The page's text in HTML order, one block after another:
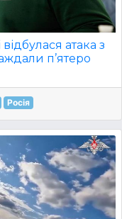
атака з
п’ятеро
Росія